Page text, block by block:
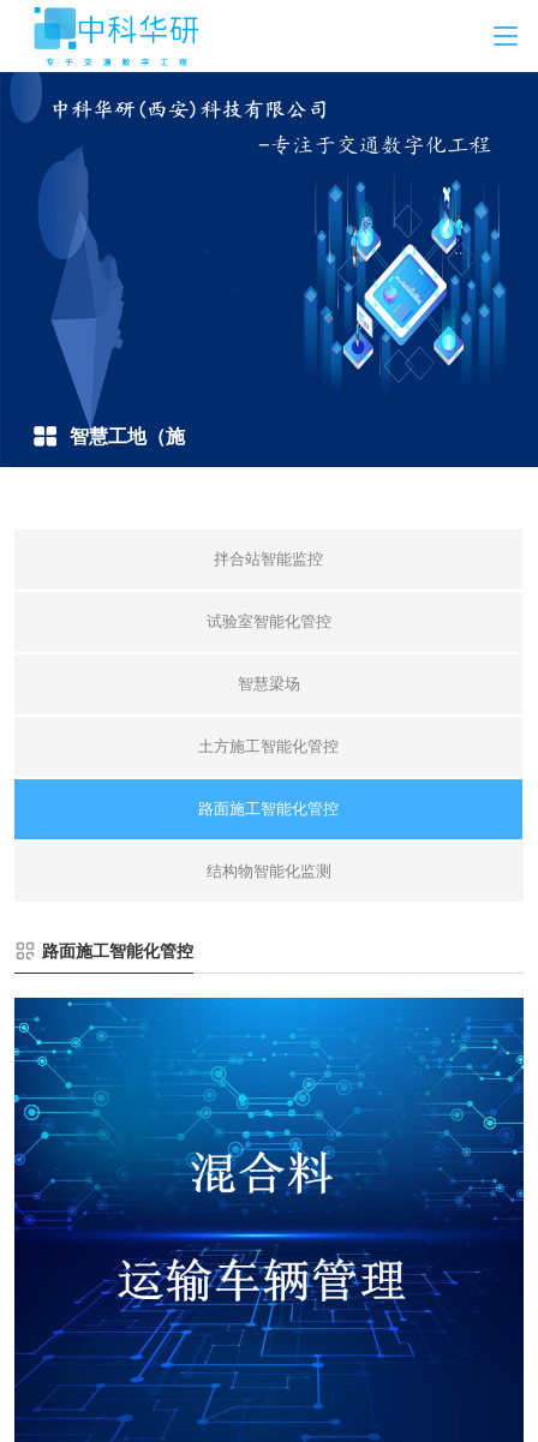
智慧工地（施
拌合站智能监控
试验室智能化管控
智慧梁场
土方施工智能化管控
路面施工智能化管控
结构物智能化监测
路面施工智能化管控